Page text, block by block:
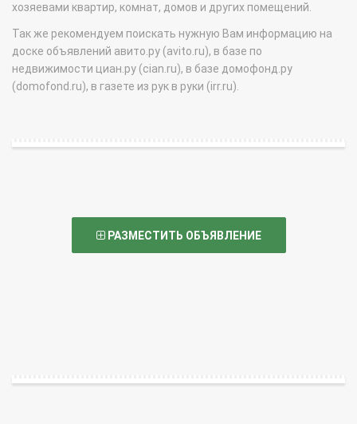
хозяевами квартир, комнат, домов и других помещений.
Так же рекомендуем поискать нужную Вам информацию на
доске объявлений авито.ру (avito.ru), в базе по
недвижимости циан.ру (cian.ru), в базе домофонд.ру
(domofond.ru), в газете из рук в руки (irr.ru).
РАЗМЕСТИТЬ ОБЪЯВЛЕНИЕ